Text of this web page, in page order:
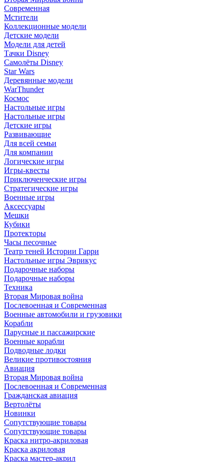
Современная
Мстители
Коллекционные модели
Детские модели
Модели для детей
Тачки Disney
Самолёты Disney
Star Wars
Деревянные модели
WarThunder
Космос
Настольные игры
Настольные игры
Детские игры
Развивающие
Для всей семьи
Для компании
Логические игры
Игры-квесты
Приключенческие игры
Стратегические игры
Военные игры
Аксессуары
Мешки
Кубики
Протекторы
Часы песочные
Театр теней Истории Гарри
Настольные игры Эврикус
Подарочные наборы
Подарочные наборы
Техника
Вторая Мировая война
Послевоенная и Современная
Военные автомобили и грузовики
Корабли
Парусные и пассажирские
Военные корабли
Подводные лодки
Великие противостояния
Авиация
Вторая Мировая война
Послевоенная и Современная
Гражданская авиация
Вертолёты
Новинки
Сопутствующие товары
Сопутствующие товары
Краска нитро-акриловая
Краска акриловая
Краска мастер-акрил